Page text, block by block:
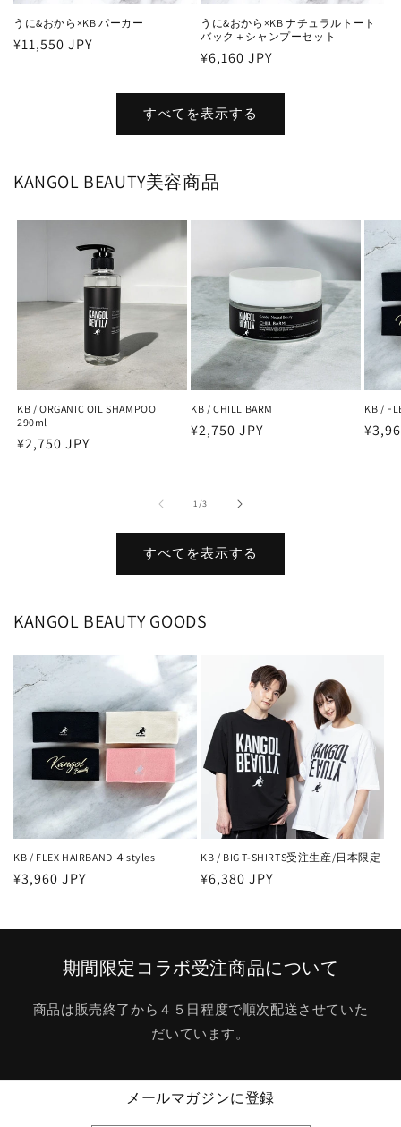
うに&おから×KB パーカー
通
¥11,550 JPY
うに&おから×KB ナチュラルトート
バック＋シャンプーセット
通
格
¥6,160 JPY
すべてを表示する
KANGOL BEAUTY美容商品
KB / ORGANIC OIL SHAMPOO
290ml
通
¥2,750 JPY
KB / CHILL BARM
通
¥2,750 JPY
KB /
通
1/の
3
すべてを表示する
KANGOL BEAUTY GOODS
KB / FLEX HAIRBAND ４styles
通
¥3,960 JPY
KB / BIG T-SHIRTS受注生産/日本限定
通
¥6,380 JPY
期間限定コラボ受注商品について
商品は販売終了から４５日程度で順次配送させていた
だいています。
メールマガジンに登録